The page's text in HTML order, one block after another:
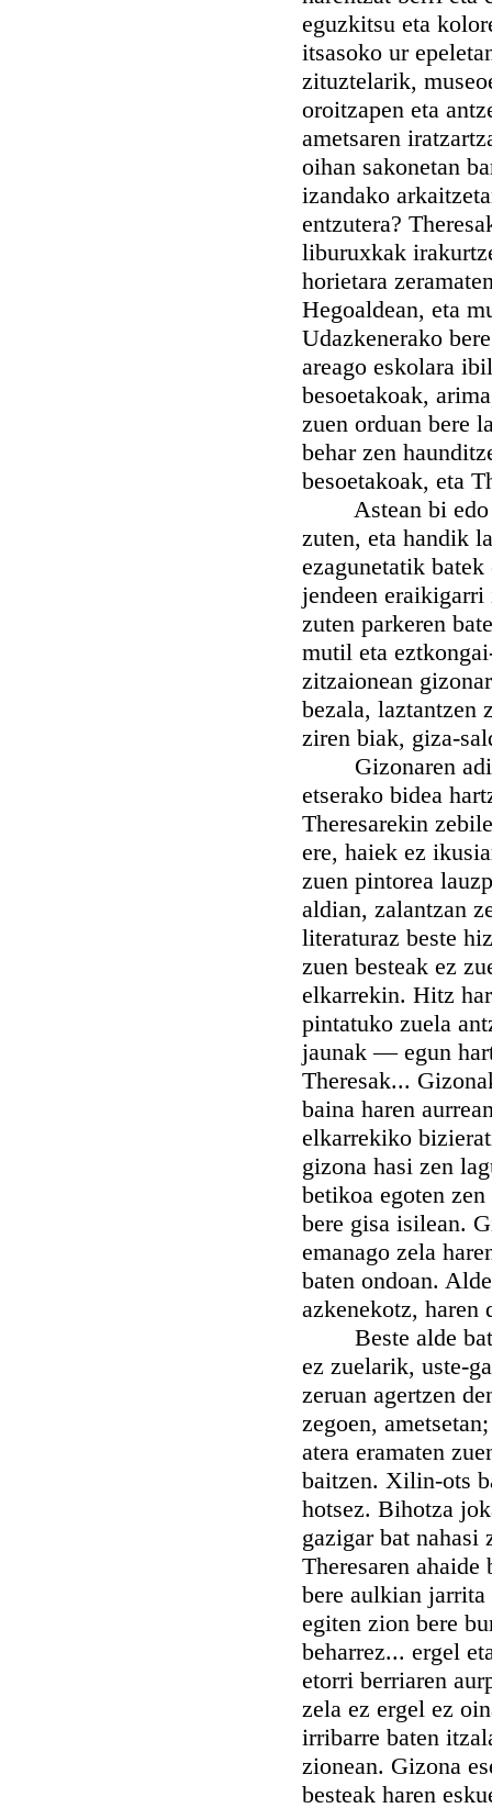
eguzkitsu eta
itsasoko ur
zituztelarik,
oroitzapen eta
ametsaren
oihan sakonetan
izandako
entzutera?
liburuxkak
horietara
Hegoaldean, eta
Udazkenerako
areago eskolara
besoetakoak,
zuen orduan bere
behar zen
besoetakoak, eta
Astean bi edo
zuten, eta handik
ezagunetatik
jendeen eraikigarri
zuten parkeren
mutil eta
zitzaionean
bezala, laztantzen
ziren biak, giza-
Gizonaren
etserako bidea
Theresarekin
ere, haiek ez
zuen pintorea
aldian, zalantzan
literaturaz beste
zuen besteak ez
elkarrekin. Hitz
pintatuko zuela
jaunak — egun
Theresak...
baina haren
elkarrekiko
gizona hasi zen
betikoa egoten
bere gisa isilean.
emanago zela
baten ondoan.
azkenekotz, haren
Beste alde
ez zuelarik, uste-
zeruan agertzen
zegoen,
atera eramaten
baitzen. Xilin-ots
hotsez. Bihotza
gazigar bat nahasi
Theresaren
bere aulkian
egiten zion bere
beharrez... ergel
etorri berriaren
zela ez ergel ez
irribarre baten
zionean. Gizona
besteak haren